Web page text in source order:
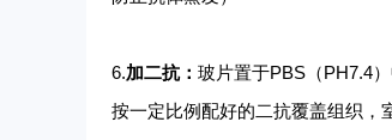
6.加二抗： 玻片置于PBS（PH7.4
按一定比例配好的二抗覆盖组织，